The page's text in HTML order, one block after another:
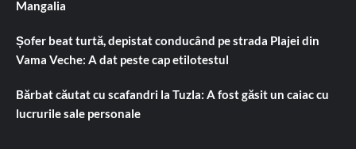
Mangalia
Șofer beat turtă, depistat conducând pe strada Plajei din
Vama Veche: A dat peste cap etilotestul
Bărbat căutat cu scafandri la Tuzla: A fost găsit un caiac cu
lucrurile sale personale